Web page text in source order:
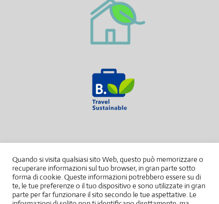
Quando si visita qualsiasi sito Web, questo può memorizzare o
recuperare informazioni sul tuo browser, in gran parte sotto
forma di cookie. Queste informazioni potrebbero essere su di
te, le tue preferenze o il tuo dispositivo e sono utilizzate in gran
parte per far funzionare il sito secondo le tue aspettative. Le